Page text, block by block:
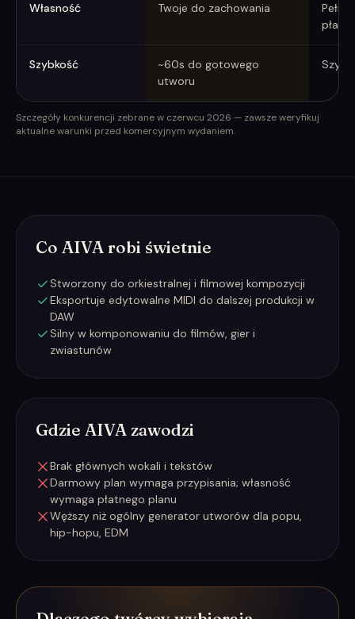
Własność Twoje do zachowania
Szybkość
~60s do gotowego
utworu
Szczegóły konkurencji zebrane w czerwcu 2026 — zawsze weryfikuj
aktualne warunki przed komercyjnym wydaniem.
Co AIVA robi świetnie
Stworzony do orkiestralnej i filmowej kompozycji
Eksportuje edytowalne MIDI do dalszej produkcji w
DAW
Silny w komponowaniu do filmów, gier i
zwiastunów
Gdzie AIVA zawodzi
Brak głównych wokali i tekstów
Darmowy plan wymaga przypisania; własność
wymaga płatnego planu
Węższy niż ogólny generator utworów dla popu,
hip-hopu, EDM